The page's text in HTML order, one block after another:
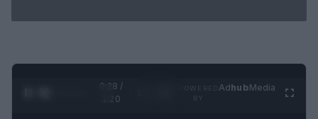
0:29 /
1:20
AdhubMedia